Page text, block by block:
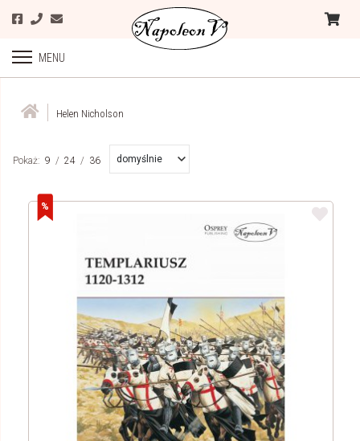
MENU
Helen Nicholson
Pokaż: 9 / 24 / 36 domyślnie